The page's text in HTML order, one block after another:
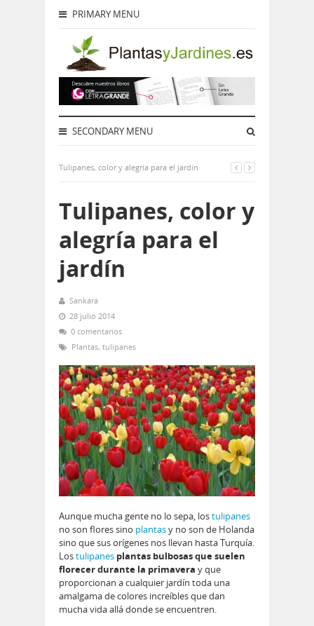
PRIMARY MENU
SECONDARY MENU
Tulipanes, color y alegría para el jardín
Tulipanes, color y
alegría para el
jardín
Sankara
28 julio 2014
0 comentarios
Plantas, tulipanes
Aunque mucha gente no lo sepa, lostulipanes
no son flores sino plantasy no son de Holanda
sino que sus orígenes nos llevan hasta Turquía.
Lostulipanes plantas bulbosas que suelen
florecer durante la primavera y que
proporcionan a cualquier jardín toda una
amalgama de colores increíbles que dan
mucha vida allá donde se encuentren.